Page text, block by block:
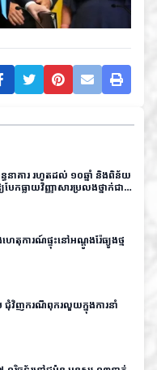
នាគារ រហូតដល់ ១០ឆ្នាំ និងពិន័យ
ែកធ្លាយវិញ្ញាសារប្រលងថ្នាក់ជាតិ
តុការណ៍ផ្ទុះនៅអណ្តូងរ៉ែធ្យូងថ្ម
ជុំវិញករណីពុករលួយក្នុងការនាំ